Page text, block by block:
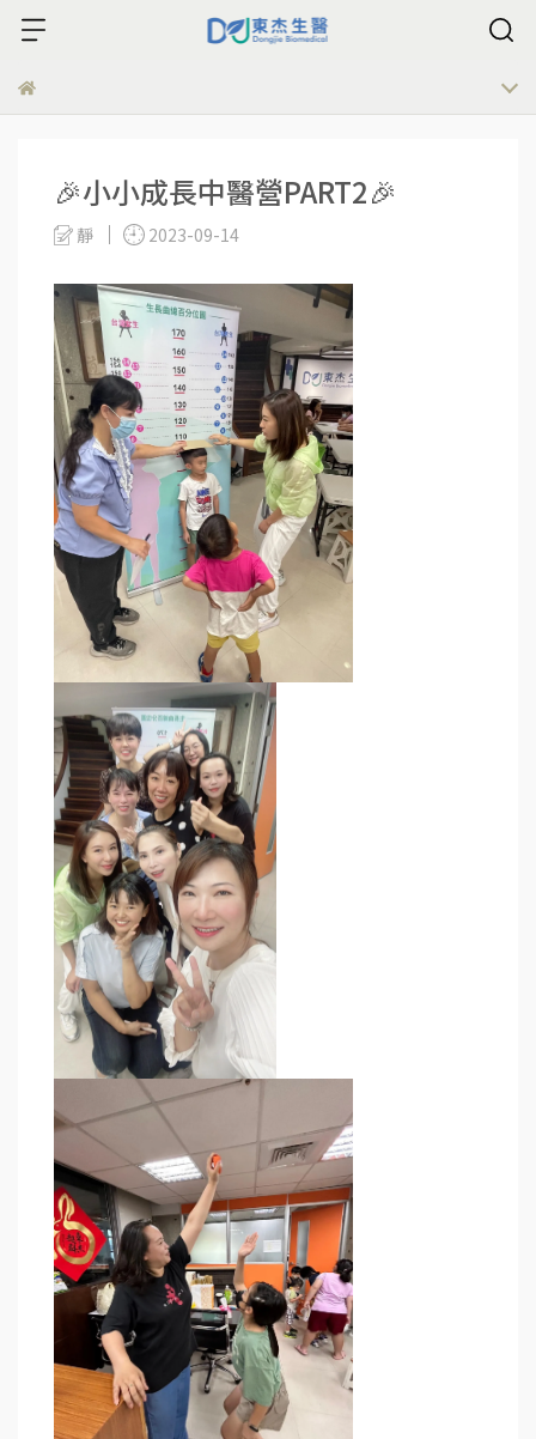
🎉小小成長中醫營PART2🎉
靜 2023-09-14